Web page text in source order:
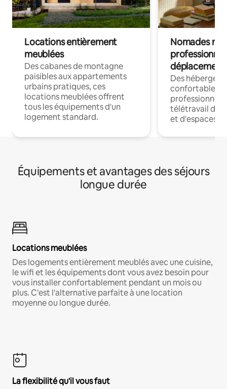
Locations entièrement
meublées
Des cabanes de montagne
paisibles aux appartements
urbains pratiques, ces
locations meublées offrent
tous les équipements d'un
logement standard.
Nomades
déplacement
Des
confortables
professionnels
télétravail
et d'espaces
Équipements et avantages des séjours
longue durée
Locations meublées
Des logements entièrement meublés avec une cuisine,
le wifi et les équipements dont vous avez besoin pour
vous installer confortablement pendant un mois ou
plus. C'est l'alternative parfaite à une location
moyenne ou longue durée.
La flexibilité qu'il vous faut